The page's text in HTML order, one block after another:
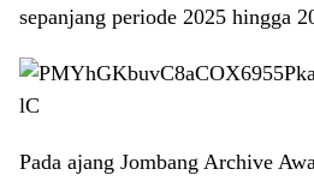
sepanjang periode 2025 hingga
Pada ajang Jombang Archive